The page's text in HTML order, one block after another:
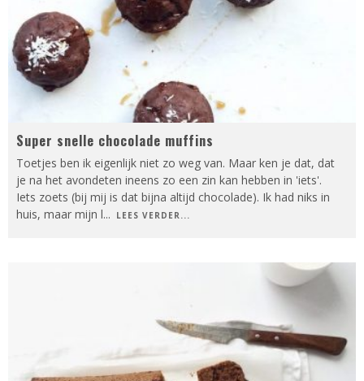
Super snelle chocolade muffins
Toetjes ben ik eigenlijk niet zo weg van. Maar ken je dat, dat
je na het avondeten ineens zo een zin kan hebben in 'iets'.
Iets zoets (bij mij is dat bijna altijd chocolade). Ik had niks in
huis, maar mijn l... LEES VERDER...